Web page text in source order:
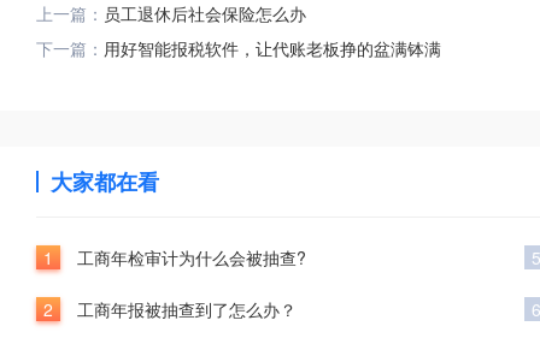
上一篇： 员工退休后社会保险怎么办
下一篇： 用好智能报税软件，让代账老板挣的盆满钵满
大家都在看
1 工商年检审计为什么会被抽查?
2 工商年报被抽查到了怎么办？
5
6